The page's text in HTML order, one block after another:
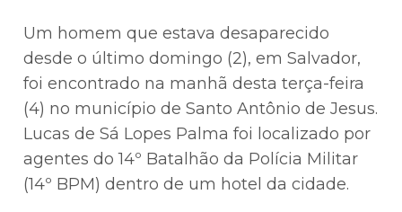
Um homem que estava desaparecido
desde o último domingo (2), em Salvador,
foi encontrado na manhã desta terça-feira
(4) no município de Santo Antônio de Jesus.
Lucas de Sá Lopes Palma foi localizado por
agentes do 14º Batalhão da Polícia Militar
(14º BPM) dentro de um hotel da cidade.